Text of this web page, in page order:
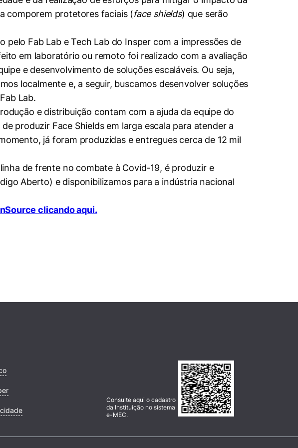
comporem protetores faciais (face shields) que serão
Fab Lab e Tech Lab do Insper com a impressões de
em laboratório ou remoto foi realizado com a avaliação
e desenvolvimento de soluções escaláveis. Ou seja,
localmente e, a seguir, buscamos desenvolver soluções
Lab.
e distribuição contam com a ajuda da equipe do
produzir Face Shields em larga escala para atender a
já foram produzidas e entregues cerca de 12 mil
de frente no combate à Covid-19, é produzir e
Aberto) e disponibilizamos para a indústria nacional
clicando aqui.
Consulte aqui o cadastro
da Instituição no sistema
e-MEC.